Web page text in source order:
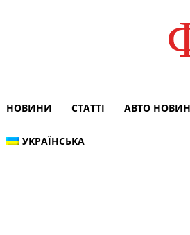
НОВИНИ СТАТТІ АВТО
УКРАЇНСЬКА